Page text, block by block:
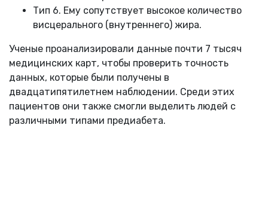
Тип 6. Ему сопутствует высокое количество
висцерального (внутреннего) жира.
Ученые проанализировали данные почти 7 тысяч
медицинских карт, чтобы проверить точность
данных, которые были получены в
двадцатипятилетнем наблюдении. Среди этих
пациентов они также смогли выделить людей с
различными типами предиабета.